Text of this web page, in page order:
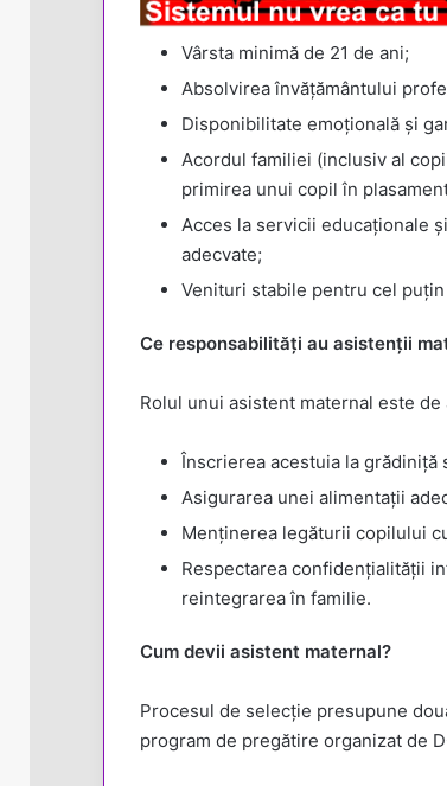
Vârsta minimă de 21 de ani;
Absolvirea învățământului
Disponibilitate emoțională și
Acordul familiei (inclusiv al
primirea unui copil în
Acces la servicii educaționale
adecvate;
Venituri stabile pentru cel
Ce responsabilități au asistenții
Rolul unui asistent maternal este
Înscrierea acestuia la grădiniță
Asigurarea unei alimentații
Menținerea legăturii copilului
Respectarea confidențialității
reintegrarea în familie.
Cum devii asistent maternal?
Procesul de selecție presupune
program de pregătire organizat de